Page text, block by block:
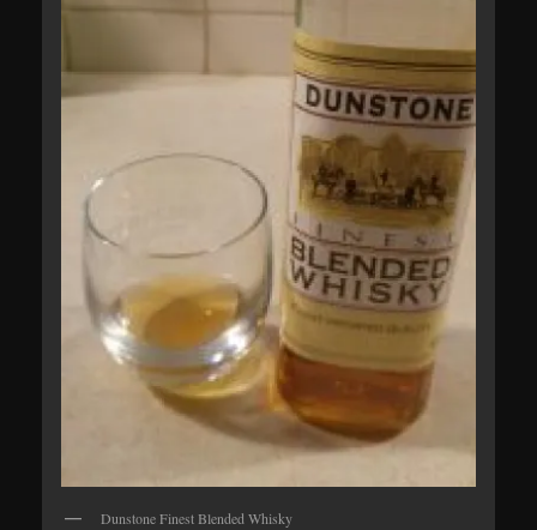
Dunstone Finest Blended Whisky